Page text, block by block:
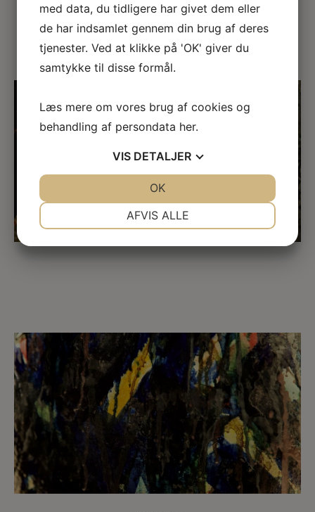
← →
med data, du tidligere har givet dem eller
de har indsamlet gennem din brug af deres
tjenester. Ved at klikke på 'OK' giver du
samtykke til disse formål.
Læs mere om vores brug af cookies og
behandling af persondata her.
VIS DETALJER
AFVIS ALLE
OK